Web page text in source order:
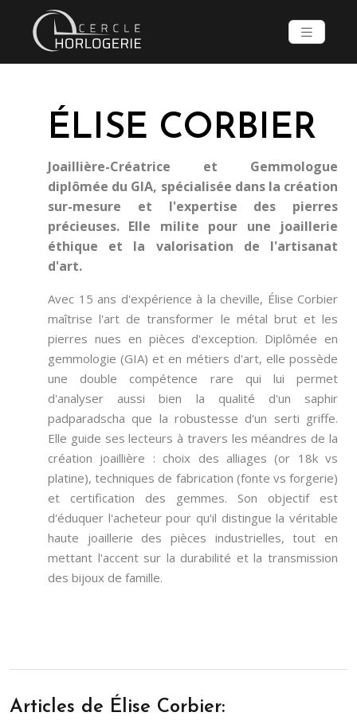
ÉLISE CORBIER
Joaillière-Créatrice et Gemmologue
diplômée du GIA, spécialisée dans la création
sur-mesure et l'expertise des pierres
précieuses. Elle milite pour une joaillerie
éthique et la valorisation de l'artisanat
d'art.
Avec 15 ans d'expérience à la cheville, Élise Corbier
maîtrise l'art de transformer le métal brut et les
pierres nues en pièces d'exception. Diplômée en
gemmologie (GIA) et en métiers d'art, elle possède
une double compétence rare qui lui permet
d'analyser aussi bien la qualité d'un saphir
padparadscha que la robustesse d'un serti griffe.
Elle guide ses lecteurs à travers les méandres de la
création joaillière : choix des alliages (or 18k vs
platine), techniques de fabrication (fonte vs forgerie)
et certification des gemmes. Son objectif est
d'éduquer l'acheteur pour qu'il distingue la véritable
haute joaillerie des pièces industrielles, tout en
mettant l'accent sur la durabilité et la transmission
des bijoux de famille.
Articles de Élise Corbier: